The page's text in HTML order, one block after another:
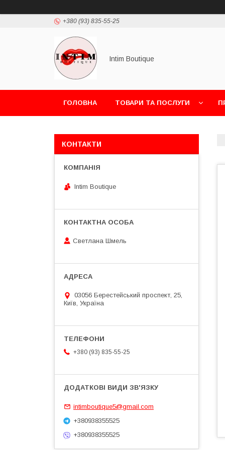
+380 (93) 835-55-25
Intim Boutique
ГОЛОВНА ТОВАРИ ТА ПОСЛУГИ
КОНТАКТИ
Intim Boutique
Светлана Шмель
03056 Берестейський проспект, 25,
Київ, Україна
+380 (93) 835-55-25
intimboutique5@gmail.com
+380938355525
+380938355525